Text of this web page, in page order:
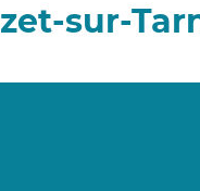
sur-